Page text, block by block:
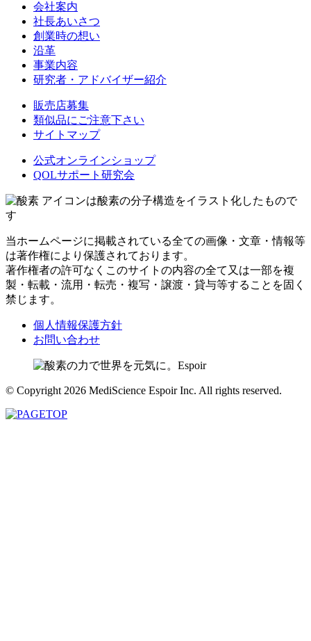
会社案内
社長あいさつ
創業時の想い
沿革
事業内容
研究者・アドバイザー紹介
販売店募集
類似品にご注意下さい
サイトマップ
公式オンラインショップ
QOLサポート研究会
アイコンは酸素の分子構造をイラスト化したもので
す
当ホームページに掲載されている全ての画像・文章・情報等
は著作権により保護されております。
著作権者の許可なくこのサイトの内容の全て又は一部を複
製・転載・流用・転売・複写・譲渡・貸与等することを固く
禁じます。
個人情報保護方針
お問い合わせ
© Copyright 2026 MediScience Espoir Inc. All rights reserved.